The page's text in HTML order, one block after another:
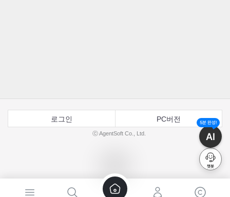
로그인 PC버전
ⓒ AgentSoft Co., Ltd.
5분 완성!
AI
챗봇